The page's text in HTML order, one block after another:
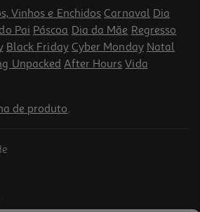
Vinhos e Enchidos Carnaval Dia
Pai Páscoa Dia da Mãe Regresso
Black Friday Cyber Monday Natal
Unpacked After Hours Vida
de produto.